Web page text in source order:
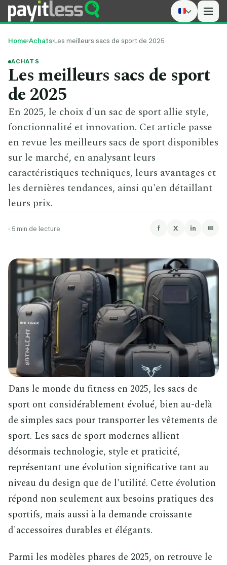
Home›Achats›Les meilleurs sacs de sport de 2025
ACHATS
Les meilleurs sacs de sport
de 2025
En 2025, le choix d'un sac de sport allie style,
fonctionnalité et innovation. Cet article passe
en revue les meilleurs sacs de sport disponibles
sur le marché, en analysant leurs
caractéristiques techniques, leurs avantages et
les dernières tendances, ainsi qu'en détaillant
leurs prix.
· 5 min de lecture f X in ✉
Dans le monde du fitness en 2025, les sacs de
sport ont considérablement évolué, bien au-delà
de simples sacs pour transporter les vêtements de
sport. Les sacs de sport modernes allient
désormais technologie, style et praticité,
représentant une évolution significative tant au
niveau du design que de l'utilité. Cette évolution
répond non seulement aux besoins pratiques des
sportifs, mais aussi à la demande croissante
d'accessoires durables et élégants.
Parmi les modèles phares de 2025, on retrouve le